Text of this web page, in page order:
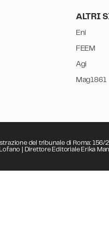
ALTRI
Eni
FEEM
Agi
Mag1861
del tribunale di Roma: 156/
| Direttore Editoriale Erika